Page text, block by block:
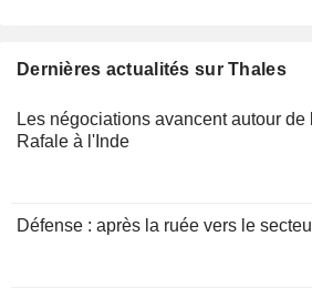
Dernières actualités sur Thales
Les négociations avancent autour de
Rafale à l'Inde
Défense : après la ruée vers le